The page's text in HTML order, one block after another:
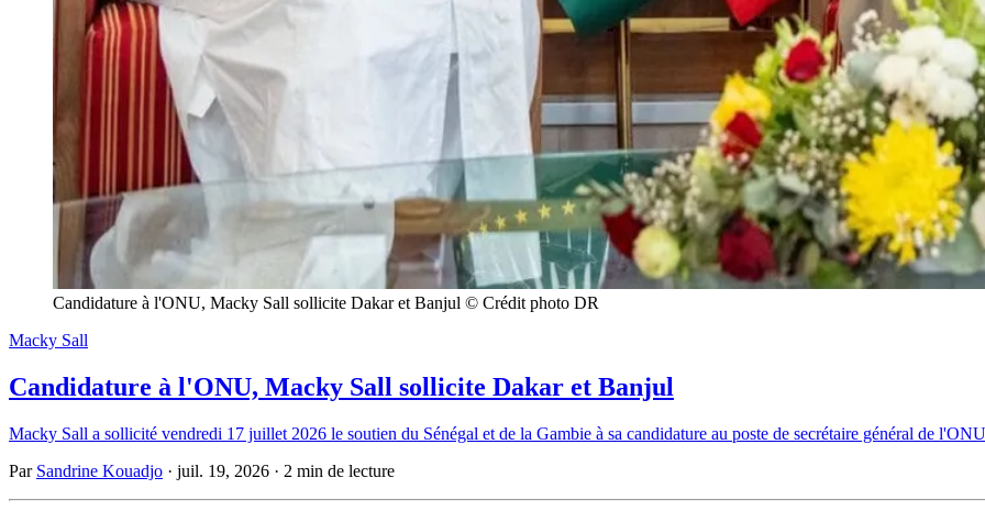
Candidature à l'ONU, Macky Sall sollicite Dakar et Banjul © Crédit photo DR
Macky Sall
Candidature à l'ONU, Macky Sall sollicite Dakar et Banjul
Macky Sall a sollicité vendredi 17 juillet 2026 le soutien du Sénégal et de la Gambie à sa candidature au poste de secrétaire général de
Par Sandrine Kouadjo · juil. 19, 2026 · 2 min de lecture